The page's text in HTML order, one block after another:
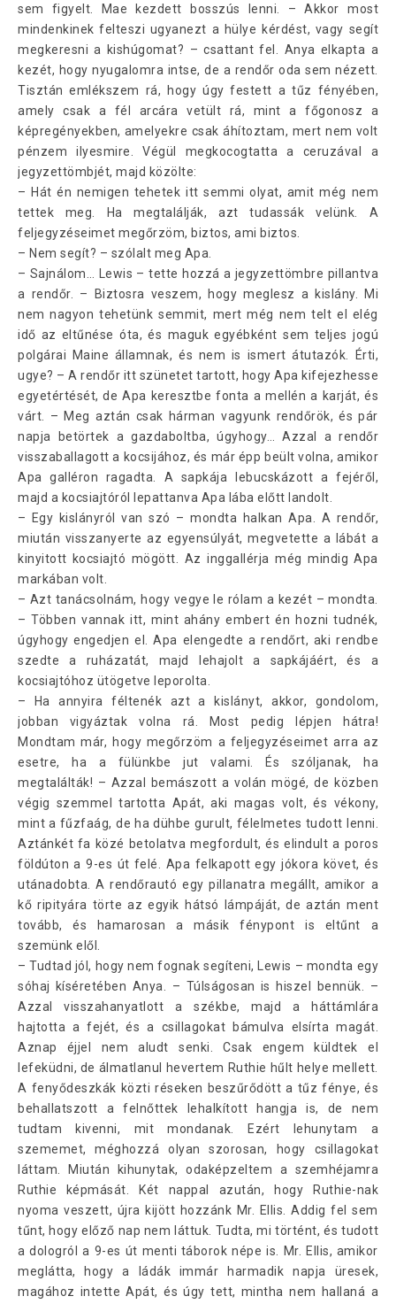
sem figyelt. Mae kezdett bosszús lenni. – Akkor most
mindenkinek felteszi ugyanezt a hülye kérdést, vagy segít
megkeresni a kishúgomat? – csattant fel. Anya elkapta a
kezét, hogy nyugalomra intse, de a rendőr oda sem nézett.
Tisztán emlékszem rá, hogy úgy festett a tűz fényében,
amely csak a fél arcára vetült rá, mint a főgonosz a
képregényekben, amelyekre csak áhítoztam, mert nem volt
pénzem ilyesmire. Végül megkocogtatta a ceruzával a
jegyzettömbjét, majd közölte:
– Hát én nemigen tehetek itt semmi olyat, amit még nem
tettek meg. Ha megtalálják, azt tudassák velünk. A
feljegyzéseimet megőrzöm, biztos, ami biztos.
– Nem segít? – szólalt meg Apa.
– Sajnálom… Lewis – tette hozzá a jegyzettömbre pillantva
a rendőr. – Biztosra veszem, hogy meglesz a kislány. Mi
nem nagyon tehetünk semmit, mert még nem telt el elég
idő az eltűnése óta, és maguk egyébként sem teljes jogú
polgárai Maine államnak, és nem is ismert átutazók. Érti,
ugye? – A rendőr itt szünetet tartott, hogy Apa kifejezhesse
egyetértését, de Apa keresztbe fonta a mellén a karját, és
várt. – Meg aztán csak hárman vagyunk rendőrök, és pár
napja betörtek a gazdaboltba, úgyhogy… Azzal a rendőr
visszaballagott a kocsijához, és már épp beült volna, amikor
Apa galléron ragadta. A sapkája lebucskázott a fejéről,
majd a kocsiajtóról lepattanva Apa lába előtt landolt.
– Egy kislányról van szó – mondta halkan Apa. A rendőr,
miután visszanyerte az egyensúlyát, megvetette a lábát a
kinyitott kocsiajtó mögött. Az inggallérja még mindig Apa
markában volt.
– Azt tanácsolnám, hogy vegye le rólam a kezét – mondta.
– Többen vannak itt, mint ahány embert én hozni tudnék,
úgyhogy engedjen el. Apa elengedte a rendőrt, aki rendbe
szedte a ruházatát, majd lehajolt a sapkájáért, és a
kocsiajtóhoz ütögetve leporolta.
– Ha annyira féltenék azt a kislányt, akkor, gondolom,
jobban vigyáztak volna rá. Most pedig lépjen hátra!
Mondtam már, hogy megőrzöm a feljegyzéseimet arra az
esetre, ha a fülünkbe jut valami. És szóljanak, ha
megtalálták! – Azzal bemászott a volán mögé, de közben
végig szemmel tartotta Apát, aki magas volt, és vékony,
mint a fűzfaág, de ha dühbe gurult, félelmetes tudott lenni.
Aztánkét fa közé betolatva megfordult, és elindult a poros
földúton a 9-es út felé. Apa felkapott egy jókora követ, és
utánadobta. A rendőrautó egy pillanatra megállt, amikor a
kő ripityára törte az egyik hátsó lámpáját, de aztán ment
tovább, és hamarosan a másik fénypont is eltűnt a
szemünk elől.
– Tudtad jól, hogy nem fognak segíteni, Lewis – mondta egy
sóhaj kíséretében Anya. – Túlságosan is hiszel bennük. –
Azzal visszahanyatlott a székbe, majd a háttámlára
hajtotta a fejét, és a csillagokat bámulva elsírta magát.
Aznap éjjel nem aludt senki. Csak engem küldtek el
lefeküdni, de álmatlanul hevertem Ruthie hűlt helye mellett.
A fenyődeszkák közti réseken beszűrődött a tűz fénye, és
behallatszott a felnőttek lehalkított hangja is, de nem
tudtam kivenni, mit mondanak. Ezért lehunytam a
szememet, méghozzá olyan szorosan, hogy csillagokat
láttam. Miután kihunytak, odaképzeltem a szemhéjamra
Ruthie képmását. Két nappal azután, hogy Ruthie-nak
nyoma veszett, újra kijött hozzánk Mr. Ellis. Addig fel sem
tűnt, hogy előző nap nem láttuk. Tudta, mi történt, és tudott
a dologról a 9-es út menti táborok népe is. Mr. Ellis, amikor
meglátta, hogy a ládák immár harmadik napja üresek,
magához intette Apát, és úgy tett, mintha nem hallaná a